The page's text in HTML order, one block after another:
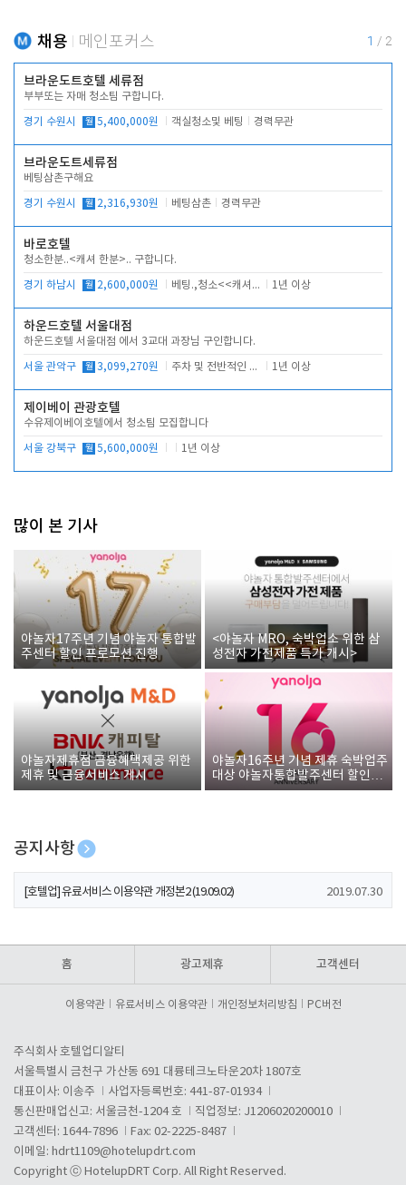
채용 메인포커스 1 / 2
브라운도트호텔 세류점
부부또는 자매 청소팀 구합니다.
경기 수원시 월 5,400,000원 객실청소및 베팅 경력무관
브라운도트세류점
베팅삼촌구해요
경기 수원시 월 2,316,930원 베팅삼촌 경력무관
바로호텔
청소한분..<캐셔 한분>.. 구합니다.
경기 하남시 월 2,600,000원 베팅.,청소<<캐셔 모셔봅니다. 1년 이상
하운드호텔 서울대점
하운드호텔 서울대점 에서 3교대 과장님 구인합니다.
서울 관악구 월 3,099,270원 주차 및 전반적인 당번업무 1년 이상
제이베이 관광호텔
수유제이베이호텔에서 청소팀 모집합니다
서울 강북구 월 5,600,000원 1년 이상
많이 본 기사
야놀자17주년 기념 야놀자 통합발
주센터 할인 프로모션 진행
<야놀자 MRO, 숙박업소 위한 삼
성전자 가전제품 특가 개시>
야놀자제휴점 금융혜택제공 위한
제휴 및 금융서비스 게시
야놀자16주년 기념 제휴 숙박업주
대상 야놀자통합발주센터 할인쿠
폰 증정
공지사항
[호텔업] 개인정보 처리방침 개정본1 (19.09.02)
[호텔업] 유료서비스 이용약관 개정본2 (19.09.02) 2019.07.30
홈 광고제휴 고객센터
이용약관 유료서비스 이용약관 개인정보처리방침 PC버전
주식회사 호텔업디알티
서울특별시 금천구 가산동 691 대륭테크노타운20차 1807호
대표이사: 이송주
사업자등록번호: 441-87-01934
통신판매업신고: 서울금천-1204 호
직업정보: J1206020200010
고객센터: 1644-7896
Fax: 02-2225-8487
이메일: hdrt1109@hotelupdrt.com
Copyright ⓒ HotelupDRT Corp. All Right Reserved.